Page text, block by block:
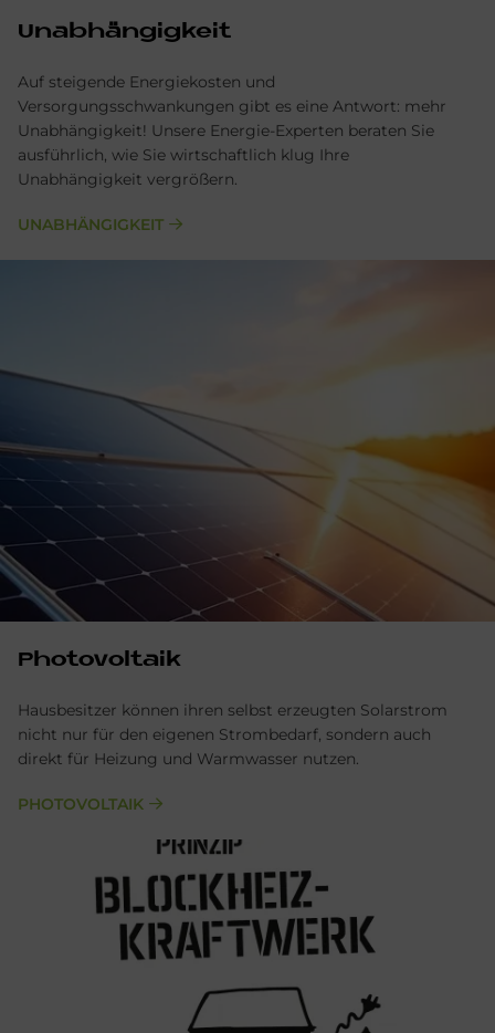
Unabhängigkeit
Auf steigende Energiekosten und
Versorgungsschwankungen gibt es eine Antwort: mehr
Unabhängigkeit! Unsere Energie-Experten beraten Sie
ausführlich, wie Sie wirtschaftlich klug Ihre
Unabhängigkeit vergrößern.
UNABHÄNGIGKEIT
Pho­to­vol­ta­ik
Hausbesitzer können ihren selbst erzeugten Solarstrom
nicht nur für den eigenen Strombedarf, sondern auch
direkt für Heizung und Warmwasser nutzen.
PHOTOVOLTAIK